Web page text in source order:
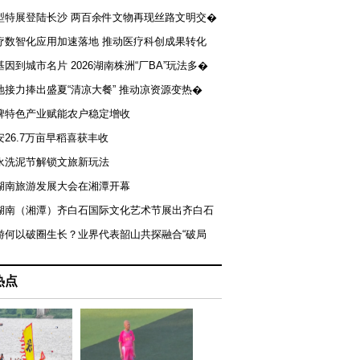
特展登陆长沙 两百余件文物再现丝路文明交�
数智化应用加速落地 推动医疗科创成果转化
因到城市名片 2026湖南株洲“厂BA”玩法多�
接力捧出盛夏“清凉大餐” 推动凉资源变热�
特色产业赋能农户稳定增收
26.7万亩早稻喜获丰收
洗泥节解锁文旅新玩法
南旅游发展大会在湘潭开幕
南（湘潭）齐白石国际文化艺术节展出齐白石
何以破圈生长？业界代表韶山共探融合“破局
点